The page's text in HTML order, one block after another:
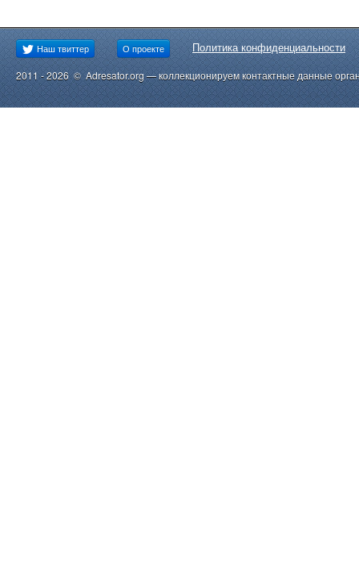
Наш твиттер О проекте Политика конфиденциальности
2011 - 2026 © Adresator.org — коллекционируем контактные данные